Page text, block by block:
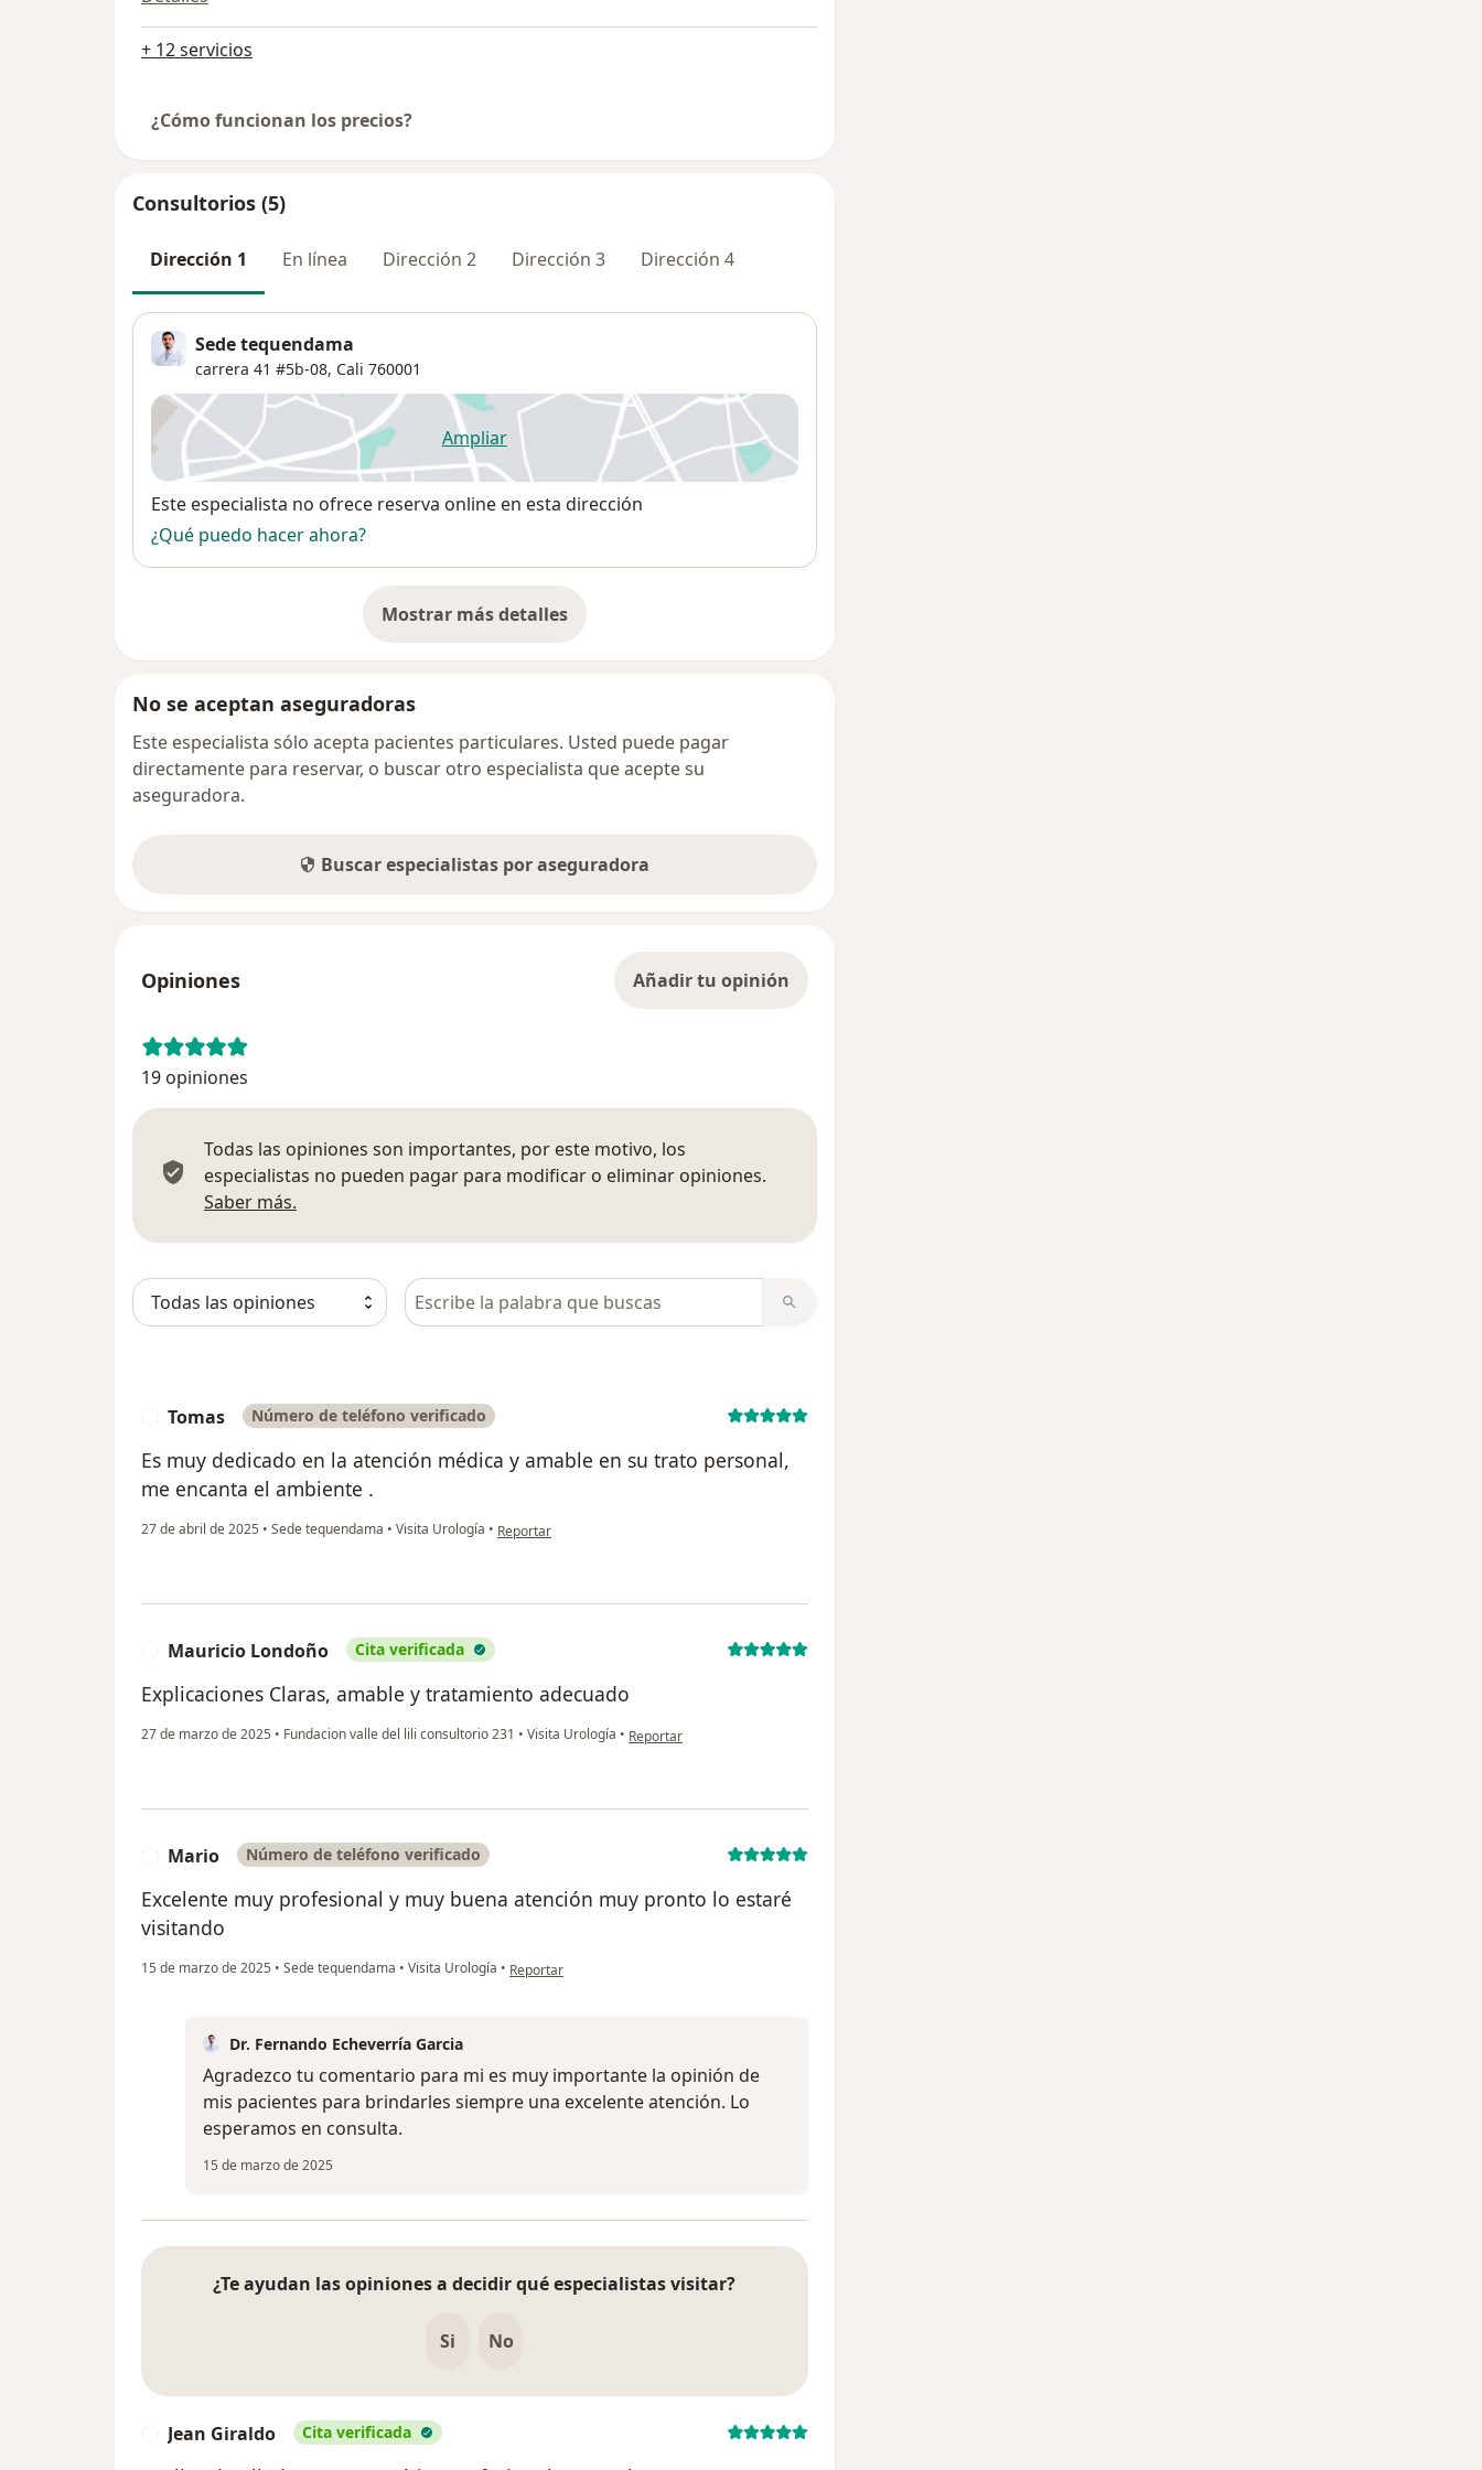
+ 12 servicios
¿Cómo funcionan los precios?
Consultorios (5)
Dirección 1 En línea Dirección 2 Dirección 3 Dirección 4
Sede tequendama
carrera 41 #5b-08, Cali 760001
Ampliarse abre en una nueva pestaña
Disponibilidad
Este especialista no ofrece reserva online en esta dirección
¿Qué puedo hacer ahora?
Mostrar más detalles
sobre la dirección
No se aceptan aseguradoras
Este especialista sólo acepta pacientes particulares. Usted puede pagar
directamente para reservar, o buscar otro especialista que acepte su
aseguradora.
Buscar especialistas por aseguradora
Opiniones Añadir tu opinión
19 opiniones
Todas las opiniones son importantes, por este motivo, los
especialistas no pueden pagar para modificar o eliminar opiniones.
Saber más.
Busca en opiniones
Tomas Número de teléfono verificado
Es muy dedicado en la atención médica y amable en su trato personal,
me encanta el ambiente .
27 de abril de 2025 • Sede tequendama • Visita Urología • en opinión del usuario Tomas
Reportar
Mauricio Londoño Cita verificada
Explicaciones Claras, amable y tratamiento adecuado
27 de marzo de 2025 • Fundacion valle del lili consultorio 231 • Visita Urología • en opinión del usuario Mauricio Londoño
Reportar
Mario Número de teléfono verificado
Excelente muy profesional y muy buena atención muy pronto lo estaré
visitando
15 de marzo de 2025 • Sede tequendama • Visita Urología • en opinión del usuario Mario
Reportar
Dr. Fernando Echeverría Garcia
Agradezco tu comentario para mi es muy importante la opinión de
mis pacientes para brindarles siempre una excelente atención. Lo
esperamos en consulta.
15 de marzo de 2025
¿Te ayudan las opiniones a decidir qué especialistas visitar?
Si No
Jean Giraldo Cita verificada